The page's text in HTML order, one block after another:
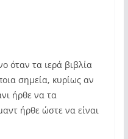
όταν τα ιερά βιβλία
σημεία, κυρίως αν
ήρθε να τα
ήρθε ώστε να είναι